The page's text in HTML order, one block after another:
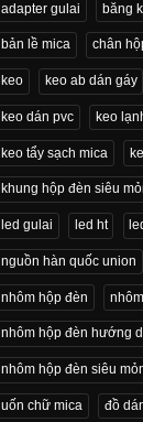
adapter gulai băng
bản lề mica chân
keo keo ab dán gáy
keo dán pvc keo
keo tẩy sạch mica
khung hộp đèn siêu
led gulai led ht
nguồn hàn quốc union
nhôm hộp đèn
nhôm hộp đèn hướng
nhôm hộp đèn siêu
uốn chữ mica đồ